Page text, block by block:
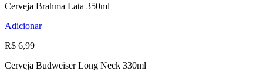
Cerveja Brahma Lata 350ml
Adicionar
R$ 6,99
Cerveja Budweiser Long Neck 330ml